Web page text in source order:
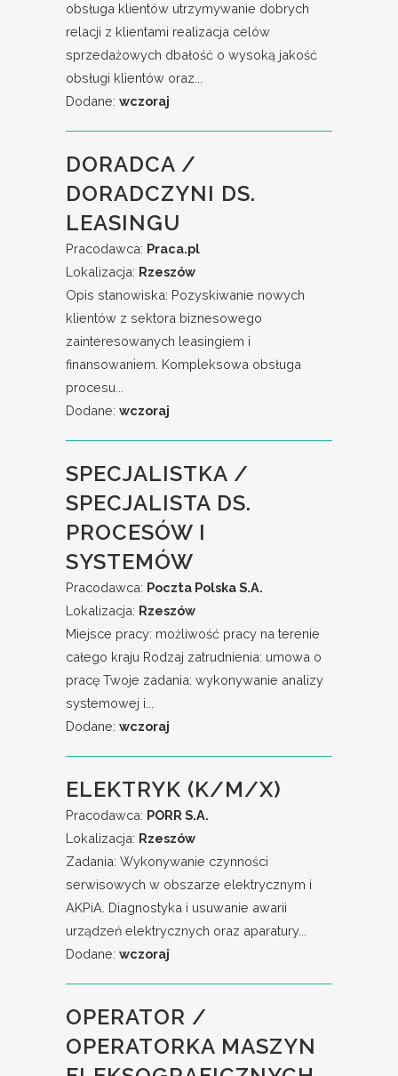
obsługa klientów utrzymywanie dobrych
relacji z klientami realizacja celów
sprzedażowych dbałość o wysoką jakość
obsługi klientów oraz...
Dodane: wczoraj
DORADCA /
DORADCZYNI DS.
LEASINGU
Pracodawca: Praca.pl
Lokalizacja: Rzeszów
Opis stanowiska: Pozyskiwanie nowych
klientów z sektora biznesowego
zainteresowanych leasingiem i
finansowaniem. Kompleksowa obsługa
procesu...
Dodane: wczoraj
SPECJALISTKA /
SPECJALISTA DS.
PROCESÓW I
SYSTEMÓW
Pracodawca: Poczta Polska S.A.
Lokalizacja: Rzeszów
Miejsce pracy: możliwość pracy na terenie
całego kraju Rodzaj zatrudnienia: umowa o
pracę Twoje zadania: wykonywanie analizy
systemowej i...
Dodane: wczoraj
ELEKTRYK (K/M/X)
Pracodawca: PORR S.A.
Lokalizacja: Rzeszów
Zadania: Wykonywanie czynności
serwisowych w obszarze elektrycznym i
AKPiA. Diagnostyka i usuwanie awarii
urządzeń elektrycznych oraz aparatury...
Dodane: wczoraj
OPERATOR /
OPERATORKA MASZYN